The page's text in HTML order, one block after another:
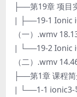
├──第19章 项目
| ├──19-1 Ionic
（一）.wmv
| └──19-2 Ionic
（二）.wmv
├──第1章 课程
| └──1-1 ionic3-